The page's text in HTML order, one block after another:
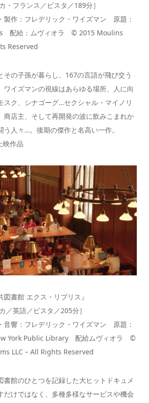
・フランス／ビスタ／189分］
製作：フレデリック・ワイズマン 原題：
配給：ムヴィオラ © 2015 Moulins
Reserved
その子孫が暮らし、167の言語が飛び交う
ワイズマンの視線はあらゆる場所、人に向
スク、シナゴーグ…セクシャル・マイノリ
商店主、そして再開発の波に飲みこまれか
う人々…。後期の傑作と名高い一作。
映作品
図書館 エクス・リブリス』
／英語／ビスタ／205分］
音響：フレデリック・ワイズマン 原題：
York Public Library 配給ムヴィオラ ©
LLC – All Rights Reserved
書館のひとつを記録した大ヒットドキュメ
だけではなく、多種多様なサービスや機会